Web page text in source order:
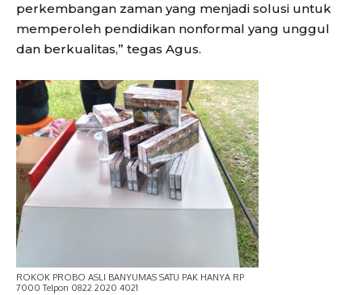
perkembangan zaman yang menjadi solusi untuk
memperoleh pendidikan nonformal yang unggul
dan berkualitas,” tegas Agus.
ROKOK PROBO ASLI BANYUMAS SATU PAK HANYA RP
7000 Telpon 0822 2020 4021